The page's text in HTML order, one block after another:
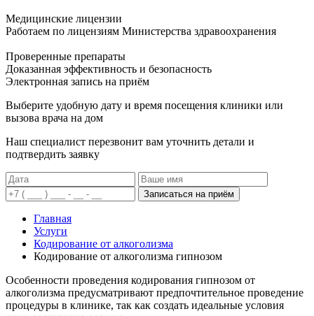
Медицинские лицензии
Работаем по лицензиям Министерства здравоохранения
Проверенные препараты
Доказанная эффективность и безопасность
Электронная запись на приём
Выберите удобную дату и время посещения клиники или
вызова врача на дом
Наш специалист перезвонит вам уточнить детали и
подтвердить заявку
Записаться на приём
Главная
Услуги
Кодирование от алкоголизма
Кодирование от алкоголизма гипнозом
Особенности проведения кодирования гипнозом от
алкоголизма предусматривают предпочтительное проведение
процедуры в клинике, так как создать идеальные условия